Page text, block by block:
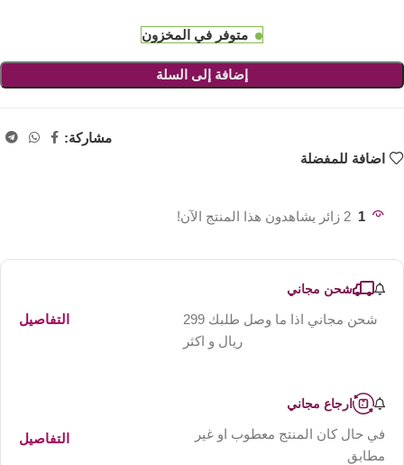
متوفر في المخزون
إضافة إلى السلة
مشاركة:
اضافة للمفضلة
1 2 زائر يشاهدون هذا المنتج الآن!
شحن مجاني
شحن مجاني اذا ما وصل طلبك 299
ريال و اكثر
التفاصيل
ارجاع مجاني
في حال كان المنتج معطوب او غير
مطابق
التفاصيل